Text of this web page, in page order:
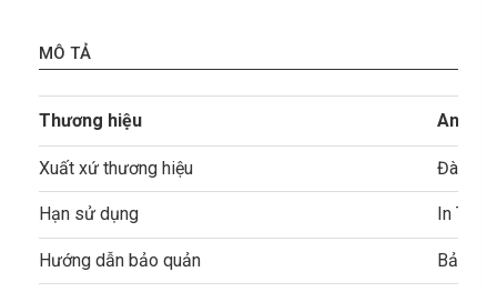
MÔ TẢ
Thương hiệu Andes
Xuất xứ thương hiệu Đài
Hạn sử dụng In
Hướng dẫn bảo quản Bảo